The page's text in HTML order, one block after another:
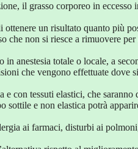
il grasso corporeo in eccesso
un risultato quanto più
che non si riesce a rimuovere per
anestesia totale o locale, a
che vengono effettuate dove si
con tessuti elastici, che saranno
sottile e non elastica potrà
ai farmaci, disturbi ai